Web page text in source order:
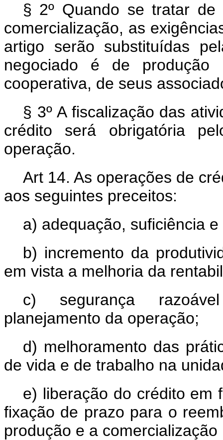
§ 2º Quando se tratar de
comercialização, as
artigo serão substituídas
negociado é de
cooperativa, de seus
§ 3º A fiscalização das
crédito será obrigatória
operação.
Art 14. As operações de
aos seguintes preceitos:
a) adequação, suficiência
b) incremento da
em vista a melhoria da
c) segurança
planejamento da operação;
d) melhoramento das
de vida e de trabalho na
e) liberação do crédito em
fixação de prazo para o
produção e a